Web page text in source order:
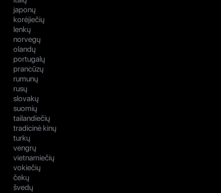
japonų
korėjiečių
lenkų
norvegų
olandų
portugalų
prancūzų
rumunų
rusų
slovakų
suomių
tailandiečių
tradicinė kinų
turkų
vengrų
vietnamiečių
vokiečių
čekų
švedų